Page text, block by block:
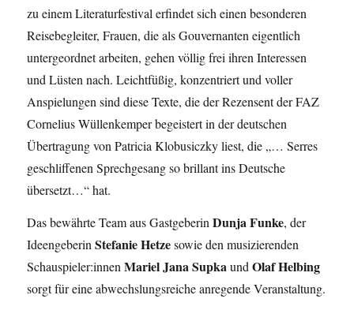
zu einem Literaturfestival erfindet sich einen besonderen
Reisebegleiter, Frauen, die als Gouvernanten eigentlich
untergeordnet arbeiten, gehen völlig frei ihren Interessen
und Lüsten nach. Leichtfüßig, konzentriert und voller
Anspielungen sind diese Texte, die der Rezensent der FAZ
Cornelius Wüllenkemper begeistert in der deutschen
Übertragung von Patricia Klobusiczky liest, die „… Serres
geschliffenen Sprechgesang so brillant ins Deutsche
übersetzt…“ hat.
Das bewährte Team aus GastgeberinDunja Funke, der
IdeengeberinStefanie Hetzesowie den musizierenden
Schauspieler:innenMariel Jana SupkaundOlaf Helbing
sorgt für eine abwechslungsreiche anregende Veranstaltung.